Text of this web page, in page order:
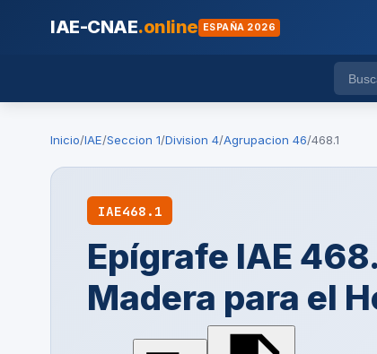
IAE-CNAE.online ESPAÑA 2026
Inicio/IAE/Seccion 1/Division 4/Agrupacion 46/468.1
IAE468.1
Epígrafe IAE
Madera para el